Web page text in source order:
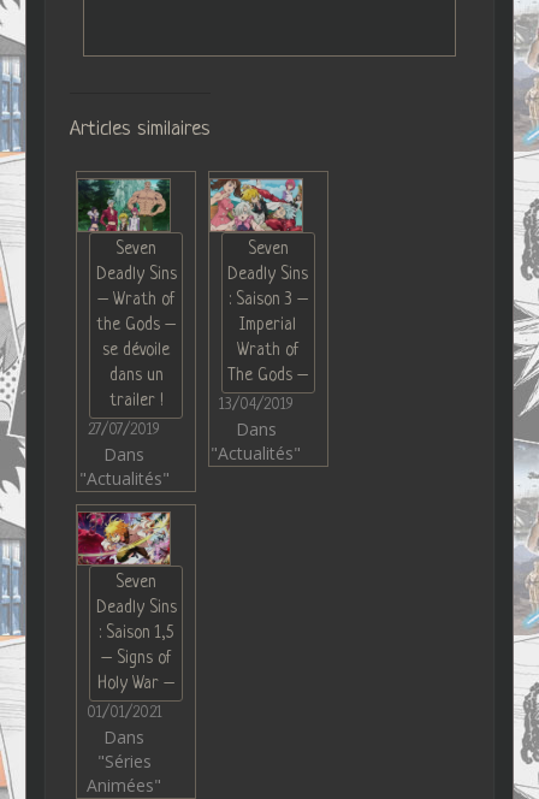
Articles similaires
Seven
Deadly Sins
– Wrath of
the Gods –
se dévoile
dans un
trailer !
27/07/2019
Dans
"Actualités"
Seven
Deadly Sins
: Saison 3 –
Imperial
Wrath of
The Gods –
13/04/2019
Dans
"Actualités"
Seven
Deadly Sins
: Saison 1,5
– Signs of
Holy War –
01/01/2021
Dans
"Séries
Animées"